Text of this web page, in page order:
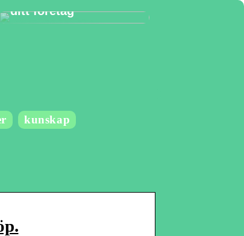
ditt företag
kunskap